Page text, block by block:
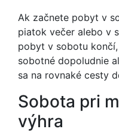
Ak začnete pobyt v
piatok večer alebo v
pobyt v sobotu
sobotné dopoludnie
sa na rovnaké cesty
Sobota pri
výhra